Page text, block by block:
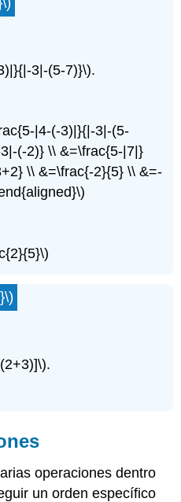
3|-(5-7)}\).
|4-(-3)|}{|-3|-(5-
(-2)} \\ &=\frac{5-|7|}
\\ &=\frac{-2}{5} \\ &=-
.
operaciones dentro
un orden específico